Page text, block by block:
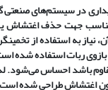
در سیستم‌های صنعتی
جهت حذف اغتشاش
نیاز به استفاده از
ربات استفاده شده
باشد احساس می‌شود.
اغتشاش طراحی شده